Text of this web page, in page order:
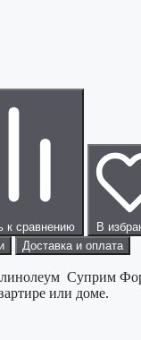
к сравнению
В
Доставка и оплата
Суприм
или доме.